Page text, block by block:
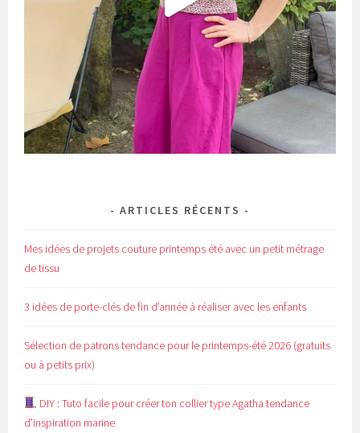
ARTICLES RÉCENTS
Mes idées de projets couture printemps été avec un petit métrage
de tissu
3 idées de porte-clés de fin d’année à réaliser avec les enfants
Sélection de patrons tendance pour le printemps-été 2026 (gratuits
ou à petits prix)
DIY : Tuto facile pour créer ton collier type Agatha tendance
d’inspiration marine